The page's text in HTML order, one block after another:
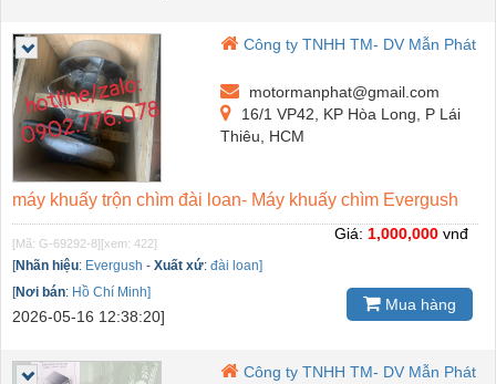
Công ty TNHH TM- DV Mẫn Phát
motormanphat@gmail.com
16/1 VP42, KP Hòa Long, P Lái
Thiêu, HCM
máy khuấy trộn chìm đài loan- Máy khuấy chìm Evergush
[Mã: G-69292-8] [xem: 422]
[Nhãn hiệu: Evergush - Xuất xứ: đài loan]
[Nơi bán: Hồ Chí Minh]
2026-05-16 12:38:20]
Giá: 1,000,000 vnđ
Mua hàng
Công ty TNHH TM- DV Mẫn Phát